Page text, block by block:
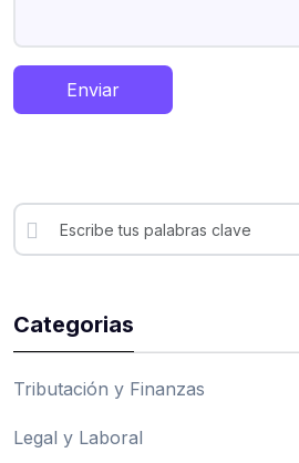
Enviar
Categorias
Tributación y Finanzas
Legal y Laboral